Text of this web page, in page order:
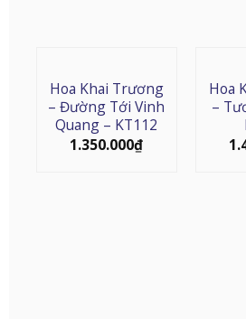
Hoa Khai Trương
– Đường Tới Vinh
Quang – KT112
1.350.000₫
Hoa
–